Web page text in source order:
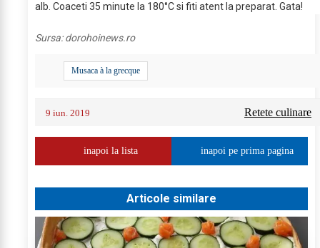
alb. Coaceti 35 minute la 180°C si fiti atent la preparat. Gata!
Sursa:dorohoinews.ro
Musaca à la grecque
9 iun. 2019 Retete culinare
inapoi la lista inapoi pe prima pagina
Articole similare